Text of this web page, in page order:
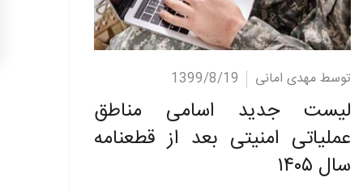
ادامه مطلب توسط مهدی امانی 1399/8/19
لیست جدید اسامی مناطق
عملیاتی امنیتی بعد از قطعنامه
سال ۱۴۰۵